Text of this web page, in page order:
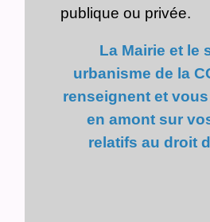
publique ou privée.
La Mairie et le
urbanisme de la
renseignent et
en amont sur
relatifs au droit